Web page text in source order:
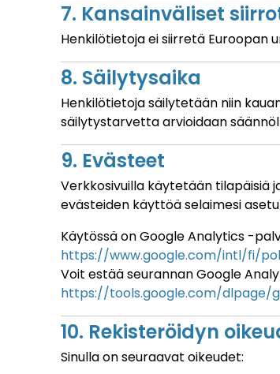
7. Kansainväliset
Henkilötietoja ei siirretä Euroopan
8. Säilytysaika
Henkilötietoja säilytetään niin
säilytystarvetta arvioidaan
9. Evästeet
Verkkosivuilla käytetään tilapäisiä
evästeiden käyttöä selaimesi
Käytössä on Google Analytics -
https://www.google.com/intl/fi/
Voit estää seurannan Google
https://tools.google.com/dlpage/
10. Rekisteröidyn
Sinulla on seuraavat oikeudet: